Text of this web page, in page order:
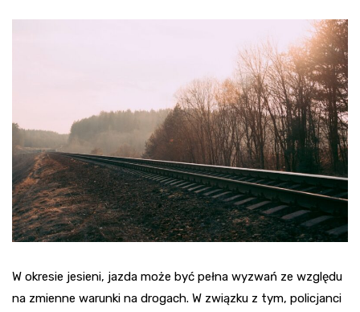
W okresie jesieni, jazda może być pełna wyzwań ze względu
na zmienne warunki na drogach. W związku z tym, policjanci